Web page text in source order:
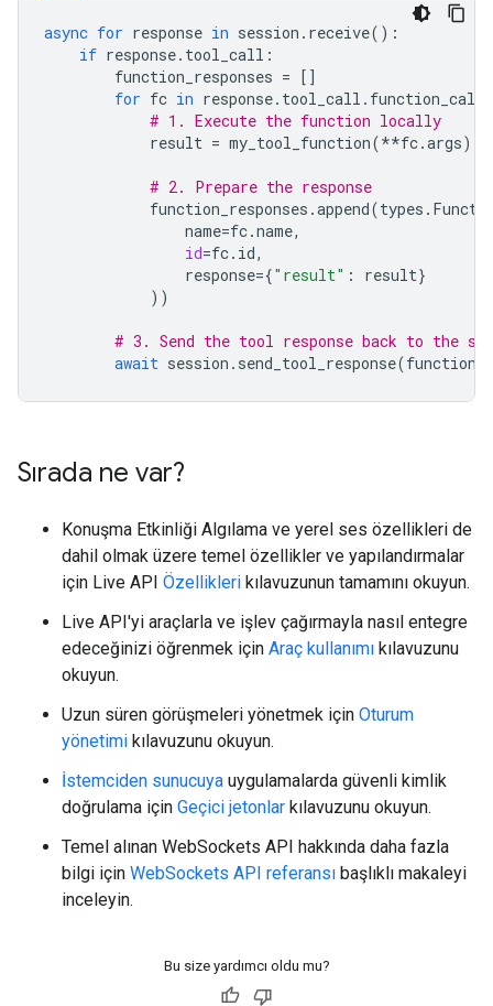
async for response in session . receive():
if response. tool_call :
function_responses = []
for fc in response. tool_call . function_calls
# 1. Execute the function locally
result = my_tool_function(**fc.args)
# 2. Prepare the response
function_responses .append(types .
name=fc.name,
id=fc. id,
response={"result" : result}
))
# 3. Send the tool response back to the
await session . send_tool_response(
Sırada ne var?
Konuşma Etkinliği Algılama ve yerel ses özellikleri de
dahil olmak üzere temel özellikler ve yapılandırmalar
için Live API Özellikleri kılavuzunun tamamını okuyun.
Live API'yi araçlarla ve işlev çağırmayla nasıl entegre
edeceğinizi öğrenmek için Araç kullanımı kılavuzunu
okuyun.
Uzun süren görüşmeleri yönetmek için Oturum
yönetimi kılavuzunu okuyun.
İstemciden sunucuya uygulamalarda güvenli kimlik
doğrulama için Geçici jetonlar kılavuzunu okuyun.
Temel alınan WebSockets API hakkında daha fazla
bilgi için WebSockets API referansı başlıklı makaleyi
inceleyin.
Bu size yardımcı oldu mu?